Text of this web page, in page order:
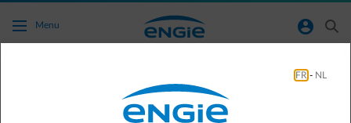
Ga naar de hoofdinhoud
Menu normal-account-circle search
Ik heb een vraag over de digitale meter in
FR - NL